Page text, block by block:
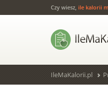
Czy wiesz, ile kalorii
IleMaKalorii.pl